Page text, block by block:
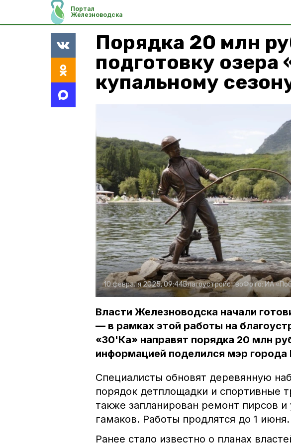
Портал
Железноводска
Порядка 20 млн
подготовку озера
купальному
10 февраля 2025, 09:44БлагоустройствоФото: ИА
Власти Железноводска начали
— в рамках этой работы на
«30'Ка» направят порядка 20 млн
информацией поделился мэр города
Специалисты обновят деревянную
порядок детплощадки и спортивные
также запланирован ремонт пирсов и
гамаков. Работы продлятся до 1 июня.
Ранее стало известно о планах